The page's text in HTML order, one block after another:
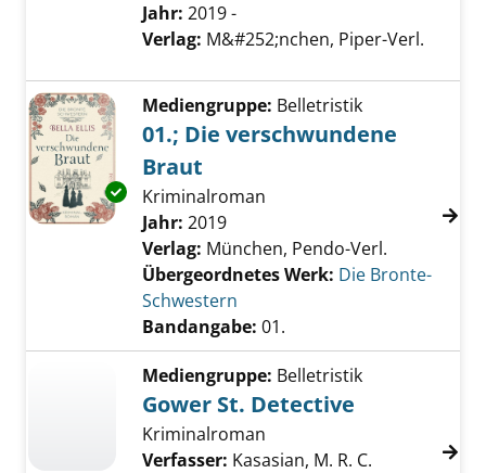
Jahr: 2019 -
Verlag: M&#252;nchen, Piper-Verl.
Exemplar-Details von 01.; Die
Mediengruppe: Belletristik
01.; Die verschwundene
Braut
Kriminalroman
Suche nach diesem Verfasser
Jahr: 2019
Verlag: München, Pendo-Verl.
Übergeordnetes Werk: Die Bronte-
Schwestern
Bandangabe: 01.
Mediengruppe: Belletristik
Gower St. Detective
Kriminalroman
Verfasser: Kasasian, M. R. C.